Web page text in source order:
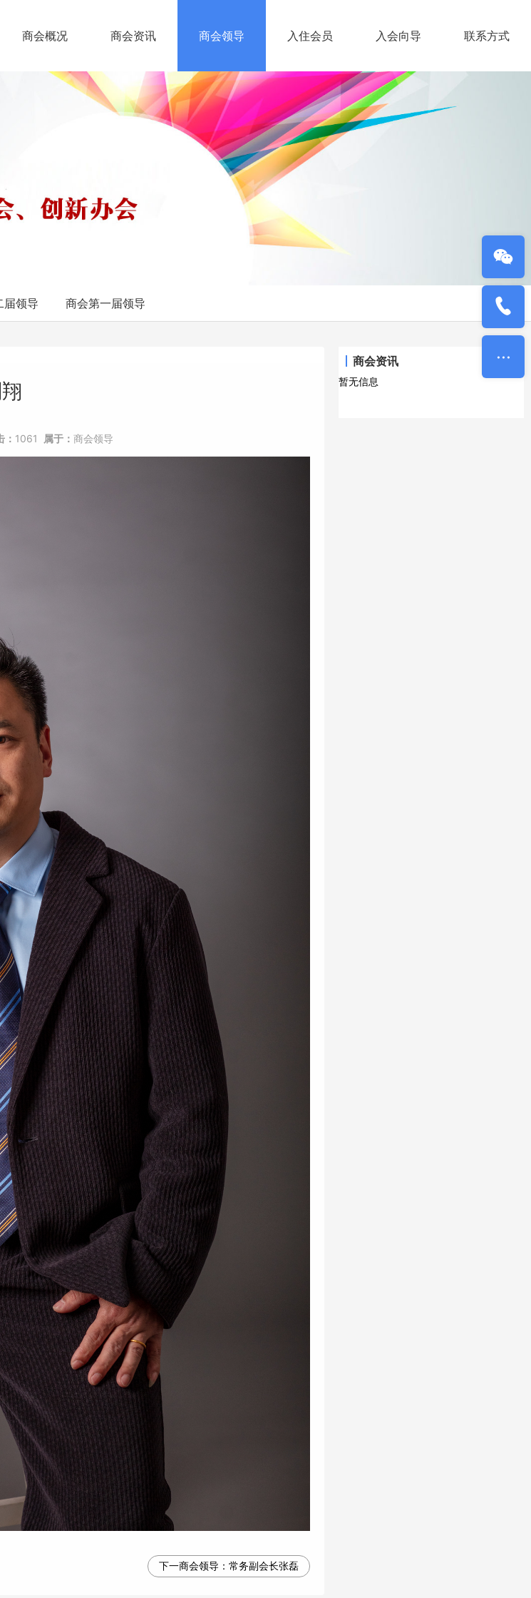
商会概况 商会资讯 商会领导 入住会员 入会向导 联系方式
届领导 商会第一届领导
商会资讯
暂无信息
： 1061 属于： 商会领导
下一商会领导： 常务副会长张磊